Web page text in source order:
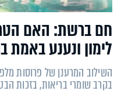
חם ברשת: האם
לימון ונענע באמת
השילוב המרענן של פרוסות
בקרב שומרי בריאות, בזכות